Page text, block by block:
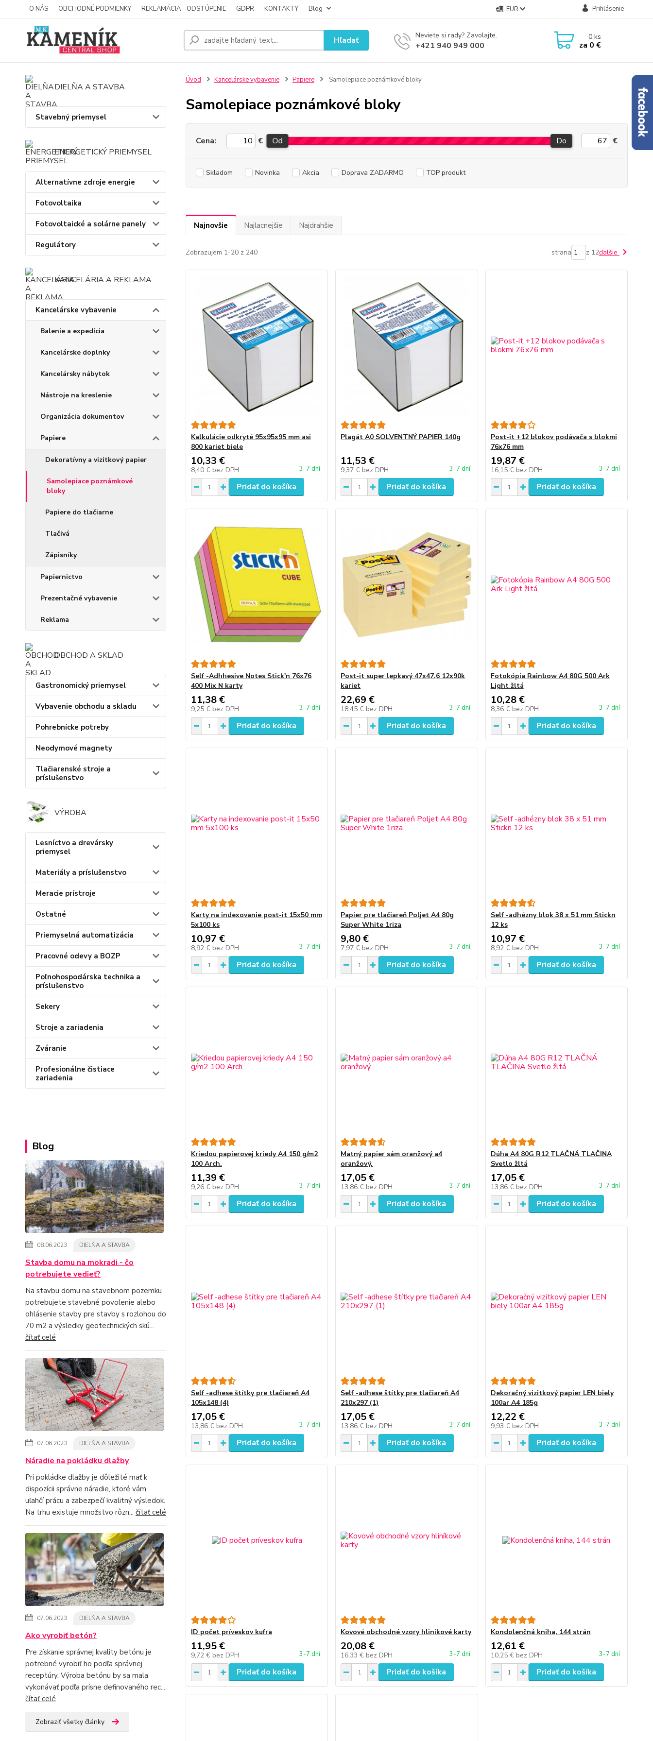
O NÁS OBCHODNÉ PODMIENKY REKLAMÁCIA - ODSTÚPENIE GDPR KONTAKTY Blog EUR Prihlásenie
Hľadať Neviete si rady? Zavolajte.
+421 940 949 000
0ks
za 0 €
DIELŇA A STAVBA
Stavebný priemysel
ENERGETICKÝ PRIEMYSEL
Alternatívne zdroje energie
Fotovoltaika
Fotovoltaické a solárne panely
Regulátory
KANCELÁRIA A REKLAMA
Kancelárske vybavenie
Balenie a expedícia
Kancelárske doplnky
Kancelársky nábytok
Nástroje na kreslenie
Organizácia dokumentov
Papiere
Dekoratívny a vizitkový papier
Samolepiace poznámkové
bloky
Papiere do tlačiarne
Tlačivá
Zápisníky
Papiernictvo
Prezentačné vybavenie
Reklama
OBCHOD A SKLAD
Gastronomický priemysel
Vybavenie obchodu a skladu
Pohrebnícke potreby
Neodymové magnety
Tlačiarenské stroje a
príslušenstvo
VÝROBA
Lesníctvo a drevársky
priemysel
Materiály a príslušenstvo
Meracie prístroje
Ostatné
Priemyselná automatizácia
Pracovné odevy a BOZP
Poľnohospodárska technika a
príslušenstvo
Sekery
Stroje a zariadenia
Zváranie
Profesionálne čistiace
zariadenia
Blog
08.06.2023 DIELŇA A STAVBA
Stavba domu na mokradi - čo
potrebujete vedieť?
Na stavbu domu na stavebnom pozemku
potrebujete stavebné povolenie alebo
ohlásenie stavby pre stavby s rozlohou do
70 m2 a výsledky geotechnických skú...
čítať celé
07.06.2023 DIELŇA A STAVBA
Náradie na pokládku dlažby
Pri pokládke dlažby je dôležité mať k
dispozícii správne náradie, ktoré vám
uľahčí prácu a zabezpečí kvalitný výsledok.
Na trhu existuje množstvo rôzn... čítať celé
07.06.2023 DIELŇA A STAVBA
Ako vyrobiť betón?
Pre získanie správnej kvality betónu je
potrebné vyrobiť ho podľa správnej
receptúry. Výroba betónu by sa mala
vykonávať podľa prísne definovaného rec...
čítať celé
Zobraziť všetky články
Úvod Kancelárske vybavenie Papiere Samolepiace poznámkové bloky
Samolepiace poznámkové bloky
Cena: € Od Do €
Skladom Novinka Akcia Doprava ZADARMO TOP produkt
Najnovšie Najlacnejšie Najdrahšie
Zobrazujem 1-20 z 240 strana z 12ďalšie
Kalkulácie odkryté 95x95x95 mm asi
800 kariet biele
10,33 €
8,40 € bez DPH 3-7 dní
Pridať do košíka
Plagát A0 SOLVENTNÝ PAPIER 140g
11,53 €
9,37 € bez DPH 3-7 dní
Pridať do košíka
Post-it +12 blokov podávača s blokmi
76x76 mm
19,87 €
16,15 € bez DPH 3-7 dní
Pridať do košíka
Self -Adhhesive Notes Stick'n 76x76
400 Mix N karty
11,38 €
9,25 € bez DPH 3-7 dní
Pridať do košíka
Post-it super lepkavý 47x47,6 12x90k
kariet
22,69 €
18,45 € bez DPH 3-7 dní
Pridať do košíka
Fotokópia Rainbow A4 80G 500 Ark
Light žltá
10,28 €
8,36 € bez DPH 3-7 dní
Pridať do košíka
Karty na indexovanie post-it 15x50 mm
5x100 ks
10,97 €
8,92 € bez DPH 3-7 dní
Pridať do košíka
Papier pre tlačiareň Poljet A4 80g
Super White 1riza
9,80 €
7,97 € bez DPH 3-7 dní
Pridať do košíka
Self -adhézny blok 38 x 51 mm Stickn
12 ks
10,97 €
8,92 € bez DPH 3-7 dní
Pridať do košíka
Kriedou papierovej kriedy A4 150 g/m2
100 Arch.
11,39 €
9,26 € bez DPH 3-7 dní
Pridať do košíka
Matný papier sám oranžový a4
oranžový.
17,05 €
13,86 € bez DPH 3-7 dní
Pridať do košíka
Dúha A4 80G R12 TLAČNÁ TLAČINA
Svetlo žltá
17,05 €
13,86 € bez DPH 3-7 dní
Pridať do košíka
Self -adhese štítky pre tlačiareň A4
105x148 (4)
17,05 €
13,86 € bez DPH 3-7 dní
Pridať do košíka
Self -adhese štítky pre tlačiareň A4
210x297 (1)
17,05 €
13,86 € bez DPH 3-7 dní
Pridať do košíka
Dekoračný vizitkový papier LEN biely
100ar A4 185g
12,22 €
9,93 € bez DPH 3-7 dní
Pridať do košíka
ID počet príveskov kufra
11,95 €
9,72 € bez DPH 3-7 dní
Pridať do košíka
Kovové obchodné vzory hliníkové karty
20,08 €
16,33 € bez DPH 3-7 dní
Pridať do košíka
Kondolenčná kniha, 144 strán
12,61 €
10,25 € bez DPH 3-7 dní
Pridať do košíka